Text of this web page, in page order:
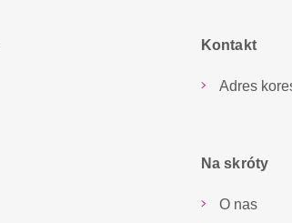
Kontakt
Adres
Na skróty
O nas